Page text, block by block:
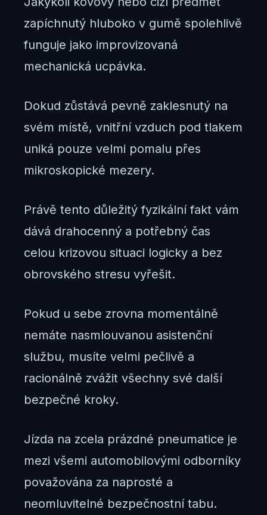
zapíchnutý hluboko v gumě spolehlivě
funguje jako improvizovaná
mechanická ucpávka.
Dokud zůstává pevně zaklesnutý na
svém místě, vnitřní vzduch pod tlakem
uniká pouze velmi pomalu přes
mikroskopické mezery.
Právě tento důležitý fyzikální fakt vám
dává drahocenný a potřebný čas
celou krizovou situaci logicky a bez
obrovského stresu vyřešit.
Pokud u sebe zrovna momentálně
nemáte nasmlouvanou asistenční
službu, musíte velmi pečlivě a
racionálně zvážit všechny své další
bezpečné kroky.
Jízda na zcela prázdné pneumatice je
mezi všemi automobilovými odborníky
považována za naprosté a
neomluvitelné bezpečnostní tabu.